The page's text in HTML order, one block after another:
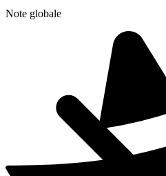
Note globale